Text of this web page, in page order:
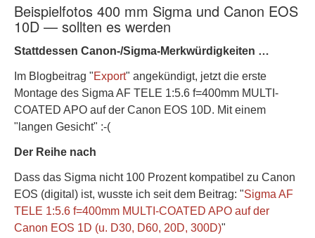
Beispielfotos 400 mm Sigma und Canon EOS
10D — sollten es werden
Stattdessen Canon-/Sigma-Merkwürdigkeiten …
Im Blogbeitrag "Export" angekündigt, jetzt die erste
Montage des Sigma AF TELE 1:5.6 f=400mm MULTI-
COATED APO auf der Canon EOS 10D. Mit einem
"langen Gesicht" :-(
Der Reihe nach
Dass das Sigma nicht 100 Prozent kompatibel zu Canon
EOS (digital) ist, wusste ich seit dem Beitrag: "Sigma AF
TELE 1:5.6 f=400mm MULTI-COATED APO auf der
Canon EOS 1D (u. D30, D60, 20D, 300D)"